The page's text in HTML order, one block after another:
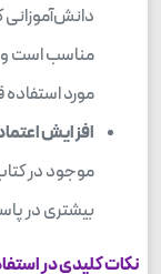
مناسب است و
مورد استفاده
افزایش
موجود در
بیشتری در
نکات کلیدی در